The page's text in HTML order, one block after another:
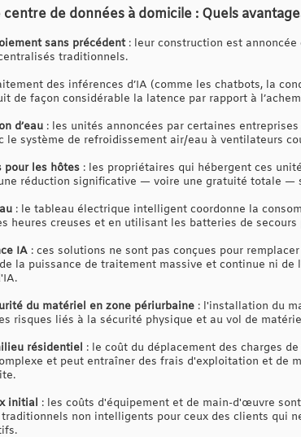
de données à domicile : Quels
sans précédent: leur construction est
traditionnels.
des inférences d’IA (comme les chatbots, la
de façon considérable la latence par rapport à
d’eau : les unités annoncées par certaines
le système de refroidissement air/eau à ventilateurs
pour les hôtes : les propriétaires qui hébergent ces
réduction significative — voire une gratuité totale
: le tableau électrique intelligent coordonne la
heures creuses et en utilisant les batteries de secours
IA : ces solutions ne sont pas conçues pour
la puissance de traitement massive et continue ni
du matériel en zone périurbaine : l'installation du
risques liés à la sécurité physique et au vol de
résidentiel : le coût du déplacement des charges
et peut entraîner des frais d'exploitation et de
initial : les coûts d'équipement et de main-d'œuvre
non intelligents pour ceux des clients qui